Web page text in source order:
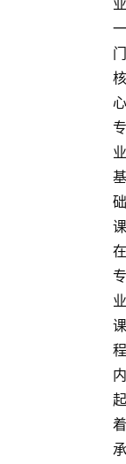
业
一
门
核
心
专
业
基
础
课
在
专
业
课
程
内
起
着
承